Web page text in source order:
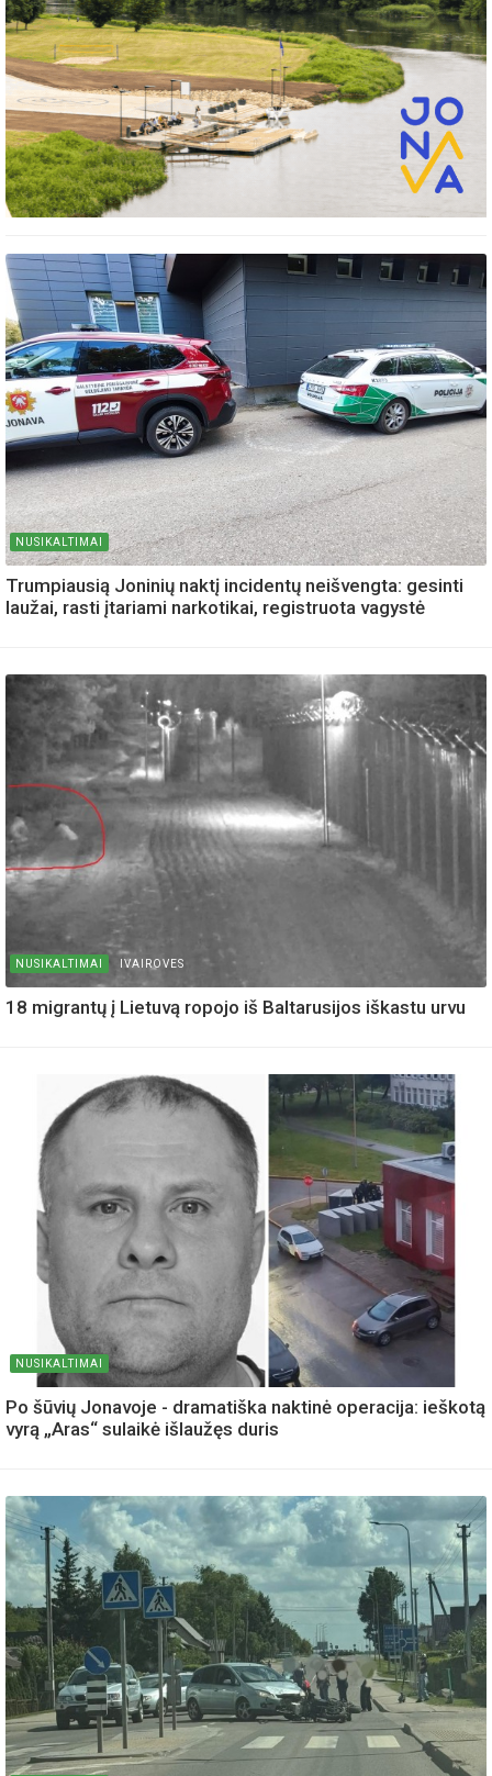
NUSIKALTIMAI
Trumpiausią Joninių naktį incidentų neišvengta: gesinti
laužai, rasti įtariami narkotikai, registruota vagystė
NUSIKALTIMAI IVAIROVES
18 migrantų į Lietuvą ropojo iš Baltarusijos iškastu urvu
NUSIKALTIMAI
Po šūvių Jonavoje - dramatiška naktinė operacija: ieškotą
vyrą „Aras“ sulaikė išlaužęs duris